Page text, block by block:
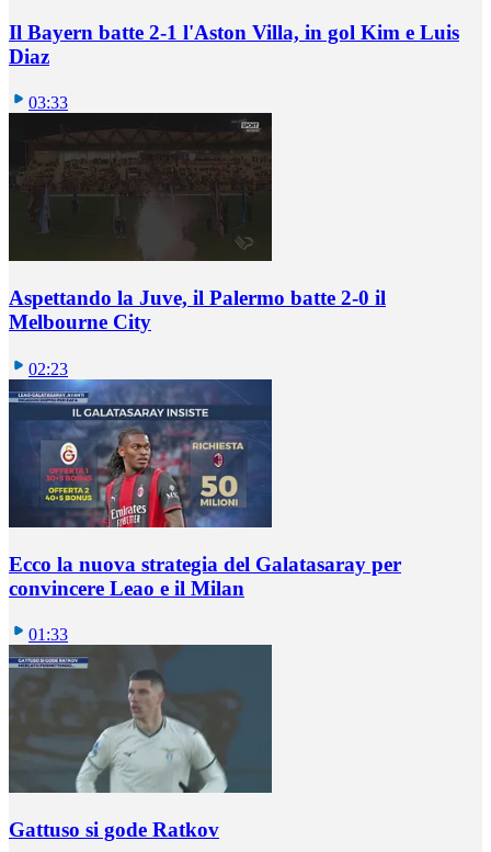
Il Bayern batte 2-1 l'Aston Villa, in gol Kim e Luis
Diaz
03:33
Aspettando la Juve, il Palermo batte 2-0 il
Melbourne City
02:23
Ecco la nuova strategia del Galatasaray per
convincere Leao e il Milan
01:33
Gattuso si gode Ratkov